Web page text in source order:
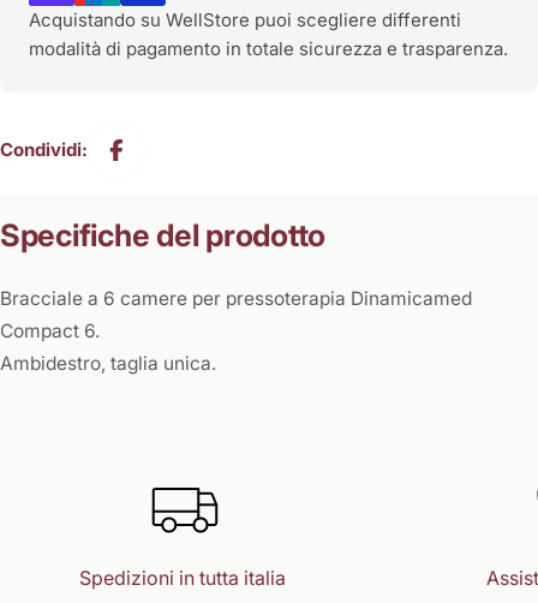
Acquistando su WellStore puoi scegliere differenti
modalità di pagamento in totale sicurezza e trasparenza.
Condividi:
Specifiche del prodotto
Bracciale a 6 camere per pressoterapia Dinamicamed
Compact 6.
Ambidestro, taglia unica.
Spedizioni in tutta italia